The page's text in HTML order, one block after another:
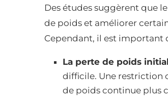
Des études suggèrent que
de poids et améliorer
Cependant, il est important
La perte de poids
difficile. Une restriction
de poids continue plus